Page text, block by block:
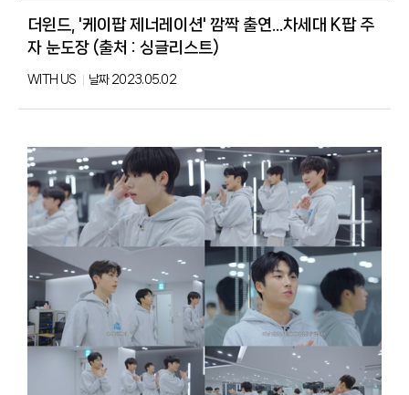
더윈드, '케이팝 제너레이션' 깜짝 출연...차세대 K팝 주
자 눈도장 (출처 : 싱글리스트)
WITH US 날짜2023.05.02